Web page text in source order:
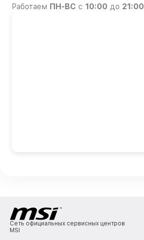
Работаем ПН-ВС с 10:00 до 21:00
Сеть официальных сервисных центров
MSI